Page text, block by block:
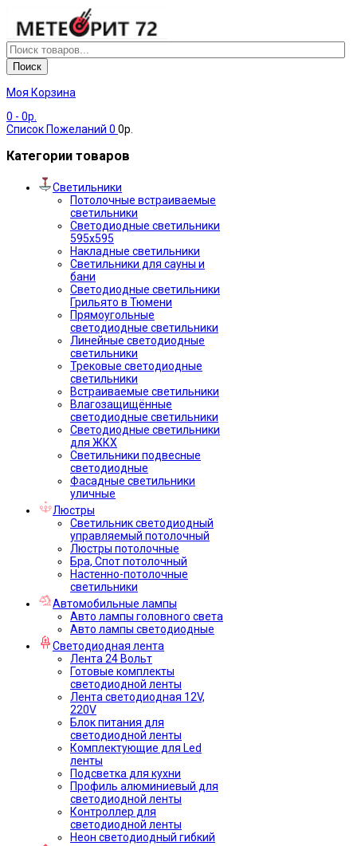
Поиск
Моя Корзина
0 - 0р.
Список Пожеланий 0 0р.
Категории товаров
Светильники
Потолочные встраиваемые
светильники
Светодиодные светильники
595х595
Накладные светильники
Светильники для сауны и
бани
Светодиодные светильники
Грильято в Тюмени
Прямоугольные
светодиодные светильники
Линейные светодиодные
светильники
Трековые светодиодные
светильники
Встраиваемые светильники
Влагозащищённые
светодиодные светильники
Светодиодные светильники
для ЖКХ
Светильники подвесные
светодиодные
Фасадные светильники
уличные
Люстры
Светильник светодиодный
управляемый потолочный
Люстры потолочные
Бра, Спот потолочный
Настенно-потолочные
светильники
Автомобильные лампы
Авто лампы головного света
Авто лампы светодиодные
Светодиодная лента
Лента 24 Вольт
Готовые комплекты
светодиодной ленты
Лента светодиодная 12V,
220V
Блок питания для
светодиодной ленты
Комплектующие для Led
ленты
Подсветка для кухни
Профиль алюминиевый для
светодиодной ленты
Контроллер для
светодиодной ленты
Неон светодиодный гибкий